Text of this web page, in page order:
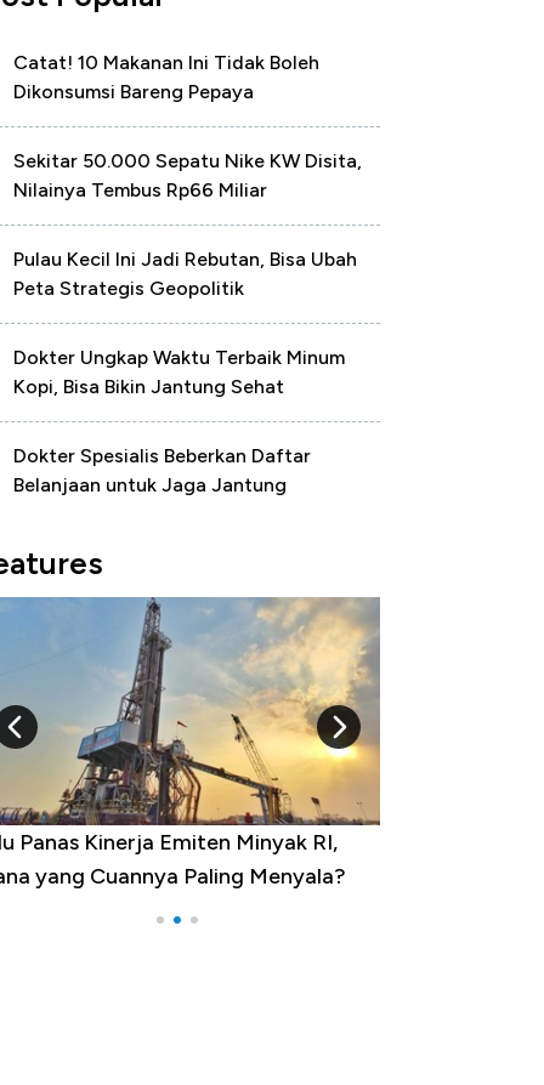
Catat! 10 Makanan Ini Tidak Boleh
Dikonsumsi Bareng Pepaya
Sekitar 50.000 Sepatu Nike KW Disita,
Nilainya Tembus Rp66 Miliar
Pulau Kecil Ini Jadi Rebutan, Bisa Ubah
Peta Strategis Geopolitik
Dokter Ungkap Waktu Terbaik Minum
Kopi, Bisa Bikin Jantung Sehat
Dokter Spesialis Beberkan Daftar
Belanjaan untuk Jaga Jantung
Provinsi dengan Tingkat
Tertinggi, Ada Jakarta